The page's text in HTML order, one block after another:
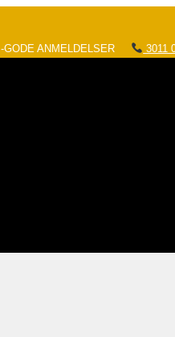
-GODE ANMELDELSER
3011